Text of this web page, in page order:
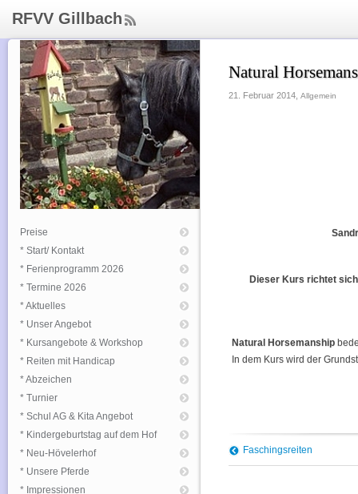
RFVV Gillbach
d
Rs
s
Natural
21. Februar 2014, Allgemein
Dieser Kurs richtet
Natural Horsemanship
In dem Kurs wird der
Faschingsreiten
Preise
* Start/ Kontakt
* Ferienprogramm 2026
* Termine 2026
* Aktuelles
* Unser Angebot
* Kursangebote & Workshop
* Reiten mit Handicap
* Abzeichen
* Turnier
* Schul AG & Kita Angebot
* Kindergeburtstag auf dem Hof
* Neu-Hövelerhof
* Unsere Pferde
* Impressionen